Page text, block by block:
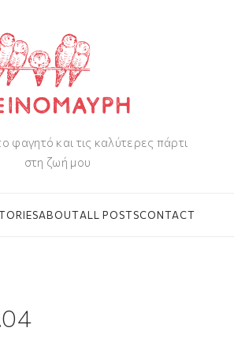
φαγητό και τις καλύτερες πάρτι
στη ζωή μου
ABOUTALL POSTSCONTACT